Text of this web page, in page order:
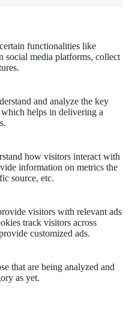
functionalities like
social media platforms, collect
and analyze the key
helps in delivering a
how visitors interact with
information on metrics the
source, etc.
visitors with relevant ads
track visitors across
customized ads.
that are being analyzed and
as yet.